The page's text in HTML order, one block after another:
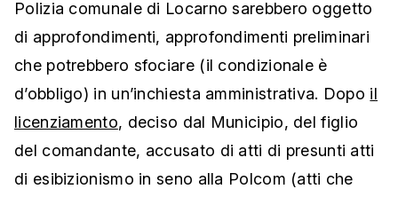
Polizia comunale di Locarno sarebbero oggetto
di approfondimenti, approfondimenti preliminari
che potrebbero sfociare (il condizionale è
d’obbligo) in un’inchiesta amministrativa. Dopo il
licenziamento, deciso dal Municipio, del figlio
del comandante, accusato di atti di presunti atti
di esibizionismo in seno alla Polcom (atti che